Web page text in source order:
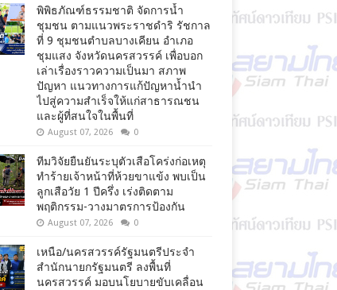
พิพิธภัณฑ์ธรรมชาติ จัดการน้ำ
ชุมชน ตามแนวพระราชดำริ รัชกาล
ที่ 9 ชุมชนตำบลบางเคียน อำเภอ
ชุมแสง จังหวัดนครสวรรค์ เพื่อบอก
เล่าเรื่องราวความเป็นมา สภาพ
ปัญหา แนวทางการแก้ปัญหาน้ำนำ
ไปสู่ความสำเร็จให้แก่สาธารณชน
และผู้ที่สนใจในพื้นที่
August 07, 2026 0
ทีมวิจัยยืนยันระบุตัวเสือโคร่งก่อเหตุ
ทำร้ายเจ้าหน้าที่ห้วยขาแข้ง พบเป็น
ลูกเสือวัย 1 ปีครึ่ง เร่งติดตาม
พฤติกรรม-วางมาตรการป้องกัน
August 07, 2026 0
เหนือ/นครสวรรค์รัฐมนตรีประจำ
สำนักนายกรัฐมนตรี ลงพื้นที่
นครสวรรค์ มอบนโยบายขับเคลื่อน